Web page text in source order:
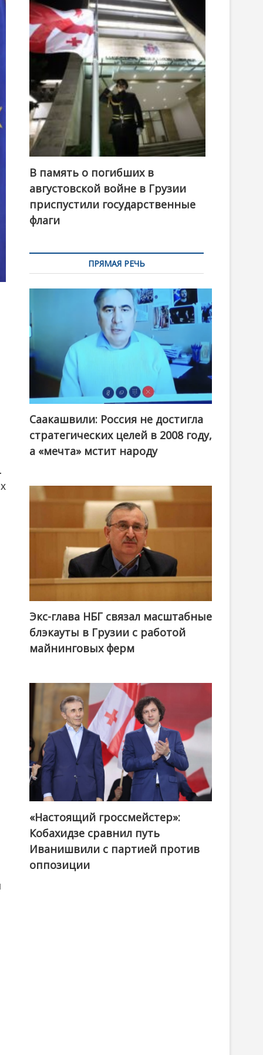
n
В память о погибших в
августовской войне в Грузии
приспустили государственные
флаги
ПРЯМАЯ РЕЧЬ
Саакашвили: Россия не достигла
стратегических целей в 2008 году,
а «мечта» мстит народу
Экс-глава НБГ связал масштабные
блэкауты в Грузии с работой
майнинговых ферм
@ქართული ოცნება / Georgian Dream
«Настоящий гроссмейстер»:
Кобахидзе сравнил путь
Иванишвили с партией против
оппозиции